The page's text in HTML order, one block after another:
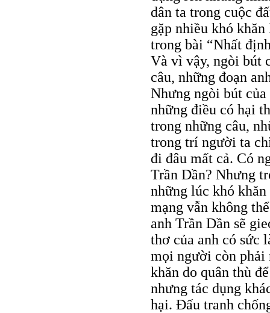
dân ta trong cuộc
gặp nhiều khó
trong bài “Nhất
Và vì vậy, ngòi bút
câu, những đoạn
Nhưng ngòi bút
những điều có hại
trong những câu,
trong trí người ta
đi đâu mất cả. Có
Trần Dần? Nhưng
những lúc khó
mạng vẫn không
anh Trần Dần sẽ
thơ của anh có sức
mọi người còn phải
khăn do quân thù
nhưng tác dụng
hại. Đấu tranh